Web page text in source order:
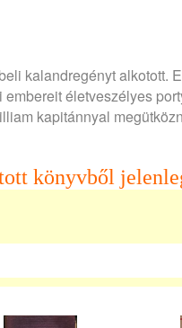
kalandregényt alkotott.
életveszélyes
kapitánnyal
könyvből